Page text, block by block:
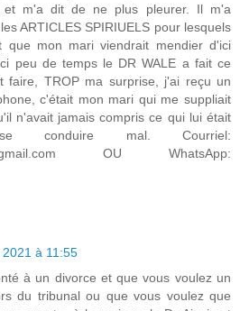
et m'a dit de ne plus pleurer. Il m'a
ARTICLES SPIRIUELS pour lesquels
mon mari viendrait mendier d'ici
peu de temps le DR WALE a fait ce
faire, TROP ma surprise, j'ai reçu un
c'était mon mari qui me suppliait
n'avait jamais compris ce qui lui était
conduire mal. Courriel:
OU WhatsApp:
à 11:55
à un divorce et que vous voulez un
du tribunal ou que vous voulez que